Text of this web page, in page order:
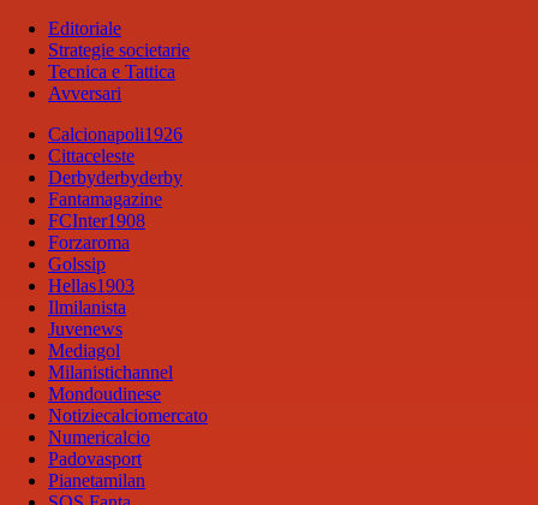
Editoriale
Strategie societarie
Tecnica e Tattica
Avversari
Calcionapoli1926
Cittaceleste
Derbyderbyderby
Fantamagazine
FCInter1908
Forzaroma
Golssip
Hellas1903
Ilmilanista
Juvenews
Mediagol
Milanistichannel
Mondoudinese
Notiziecalciomercato
Numericalcio
Padovasport
Pianetamilan